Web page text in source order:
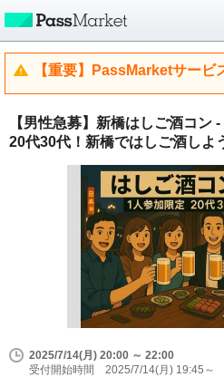
【重要】PassMarketサービ
【男性急募】新橋はしご酒コン
20代30代！新橋ではしご酒しよ
2025/7/14(月) 20:00 ～ 22:00
受付開始時間 2025/7/14(月) 19:45～